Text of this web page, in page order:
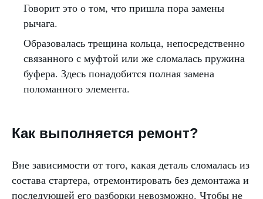
Говорит это о том, что пришла пора замены
рычага.
Образовалась трещина кольца, непосредственно
связанного с муфтой или же сломалась пружина
буфера. Здесь понадобится полная замена
поломанного элемента.
Как выполняется ремонт?
Вне зависимости от того, какая деталь сломалась из
состава стартера, отремонтировать без демонтажа и
последующей его разборки невозможно. Чтобы не